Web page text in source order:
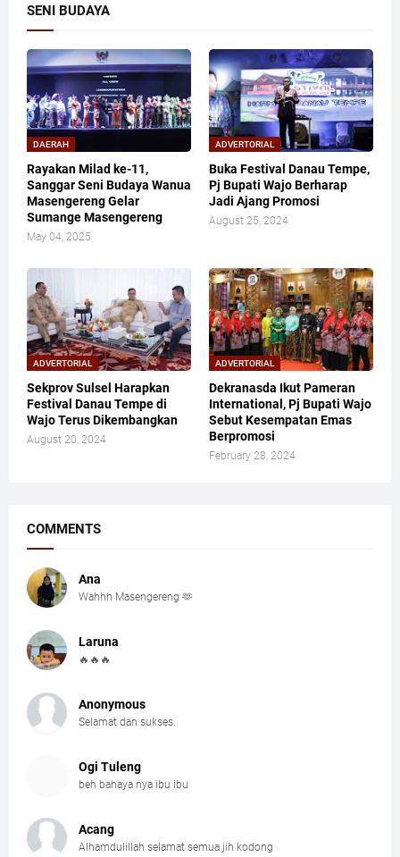
SENI BUDAYA
DAERAH
Rayakan Milad ke-11,
Sanggar Seni Budaya Wanua
Masengereng Gelar
Sumange Masengereng
May 04, 2025
ADVERTORIAL
Buka Festival Danau Tempe,
Pj Bupati Wajo Berharap
Jadi Ajang Promosi
August 25, 2024
ADVERTORIAL
Sekprov Sulsel Harapkan
Festival Danau Tempe di
Wajo Terus Dikembangkan
August 20, 2024
ADVERTORIAL
Dekranasda Ikut Pameran
International, Pj Bupati Wajo
Sebut Kesempatan Emas
Berpromosi
February 28, 2024
COMMENTS
Ana
Wahhh Masengereng 🫶
Laruna
🔥🔥🔥
Anonymous
Selamat dan sukses.
Ogi Tuleng
beh bahaya nya ibu ibu
Acang
Alhamdulillah selamat semua jih kodong